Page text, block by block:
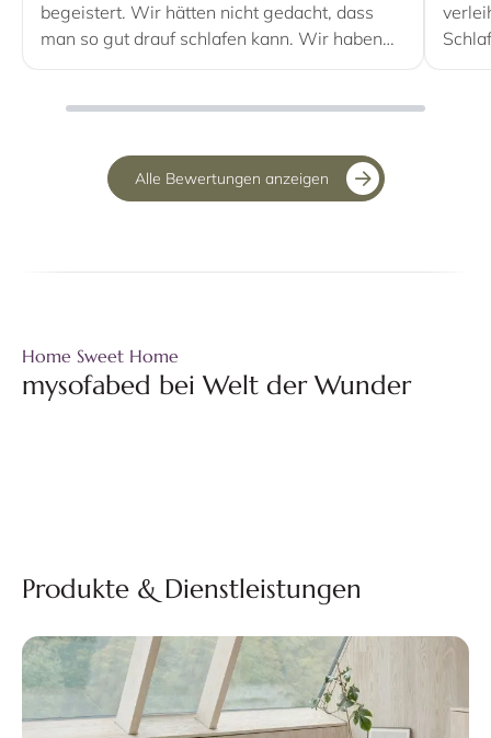
begeistert. Wir hätten nicht gedacht, dass
man so gut drauf schlafen kann. Wir haben
sind sehr zufrieden. Das Hamburg Deluxe ist
Alle Bewertungen anzeigen
Home Sweet Home
mysofabed bei Welt der Wunder
Produkte & Dienstleistungen